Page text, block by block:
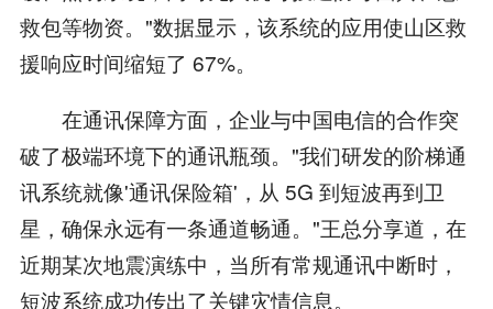
救包等物资。"数据显示，该系统的应用使山区救
援响应时间缩短了 67%。
在通讯保障方面，企业与中国电信的合作突
破了极端环境下的通讯瓶颈。"我们研发的阶梯通
讯系统就像'通讯保险箱'，从 5G 到短波再到卫
星，确保永远有一条通道畅通。"王总分享道，在
近期某次地震演练中，当所有常规通讯中断时，
短波系统成功传出了关键灾情信息。